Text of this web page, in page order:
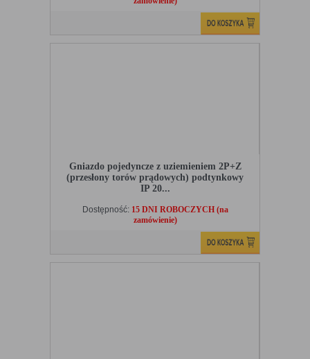
Gniazdo pojedyncze z uziemieniem 2P+Z
(przesłony torów prądowych) podtynkowy
IP 20...
Dostępność: 15 DNI ROBOCZYCH (na
zamówienie)